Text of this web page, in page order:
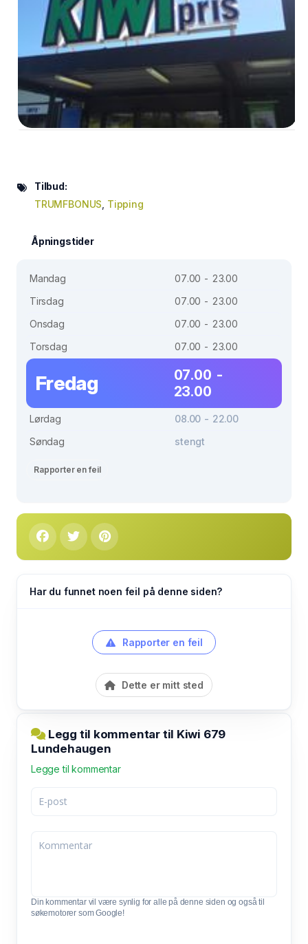
Tilbud:
TRUMFBONUS Tipping
Åpningstider
Mandag
07.00 - 23.00
Tirsdag
07.00 - 23.00
Onsdag
07.00 - 23.00
Torsdag
07.00 - 23.00
Fredag
07.00 -
23.00
Lørdag
08.00 - 22.00
Søndag
stengt
Rapporter en feil
Har du funnet noen feil på denne siden?
Rapporter en feil
Dette er mitt sted
Legg til kommentar til Kiwi 679
Lundehaugen
Legge til kommentar
Din kommentar vil være synlig for alle på denne siden og også til
søkemotorer som Google!